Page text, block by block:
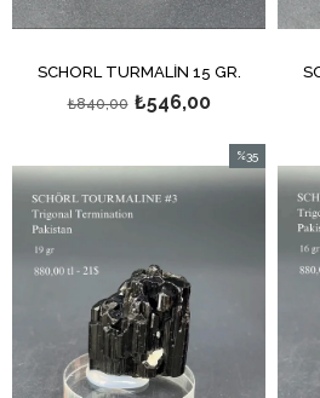
SCHÖRL TURMALİN 15 GR.
₺546,00
₺840,00
%35
İndirim